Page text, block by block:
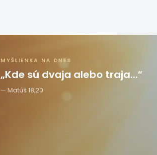
MYŠLIENKA NA DNES
„Kde sú dvaja alebo traja…“
Matúš 18,20